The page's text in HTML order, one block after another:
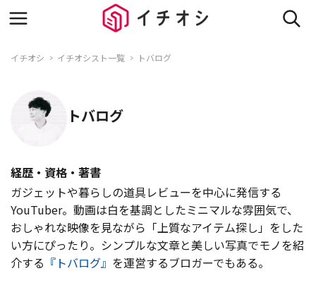
イチオシ イチオシスト一覧 トバログ
トバログ
経歴・資格・著書
ガジェットや暮らしの道具レビューを中心に発信する
YouTuber。動画は白を基調としたミニマルな雰囲気で、
おしゃれな映像を見ながら「上質なアイテム探し」をした
い方にぴったり。シンプルな文章と美しい写真でモノを紹
介する 『トバログ』 を運営するブロガーでもある。